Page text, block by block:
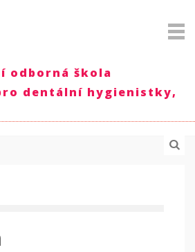
odborná škola
dentální hygienistky,